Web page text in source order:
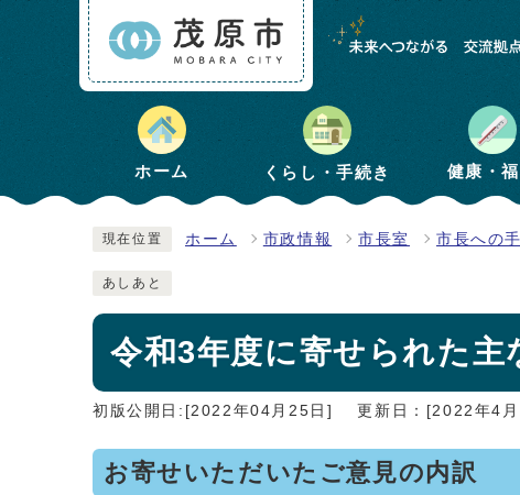
ホーム くらし・手続き 健康・
現在位置 ホーム 市政情報 市長室 市長への
あしあと
令和3年度に寄せられた主
初版公開日:[2022年04月25日] 更新日：[2022年4
お寄せいただいたご意見の内訳